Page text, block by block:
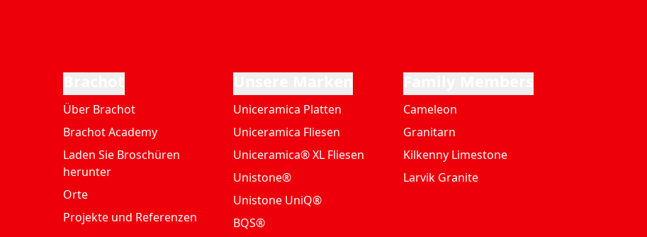
Über Brachot
Brachot Academy
Laden Sie Broschüren
herunter
Orte
Projekte und Referenzen
Uniceramica Platten
Uniceramica Fliesen
Uniceramica® XL Fliesen
Unistone®
Unistone UniQ®
BQS®
Cameleon
Granitarn
Kilkenny Limestone
Larvik Granite